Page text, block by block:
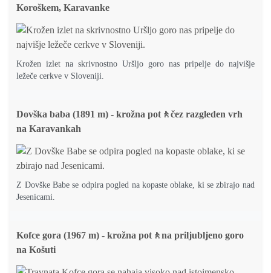
Koroškem, Karavanke
Krožen izlet na skrivnostno Uršljo goro nas pripelje do najvišje
ležeče cerkve v Sloveniji.
Dovška baba (1891 m) - krožna pot🚶čez razgleden vrh
na Karavankah
Z Dovške Babe se odpira pogled na kopaste oblake, ki se zbirajo nad
Jesenicami.
Kofce gora (1967 m) - krožna pot🚶na priljubljeno goro
na Košuti